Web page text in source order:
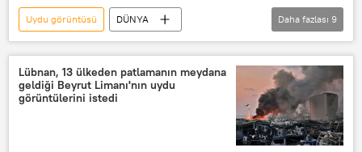
Uydu görüntüsü
DÜNYA
FOTOĞRAF
İspanya
Uzay
Kanarya Adaları
Lav
Uydu
La Palma
Daha fazlası 9
Lübnan, 13 ülkeden patlamanın meydana
geldiği Beyrut Limanı'nın uydu
görüntülerini istedi